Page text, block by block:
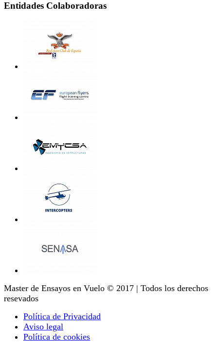
Entidades Colaboradoras
Master de Ensayos en Vuelo © 2017 | Todos los derechos
resevados
Política de Privacidad
Aviso legal
Política de cookies